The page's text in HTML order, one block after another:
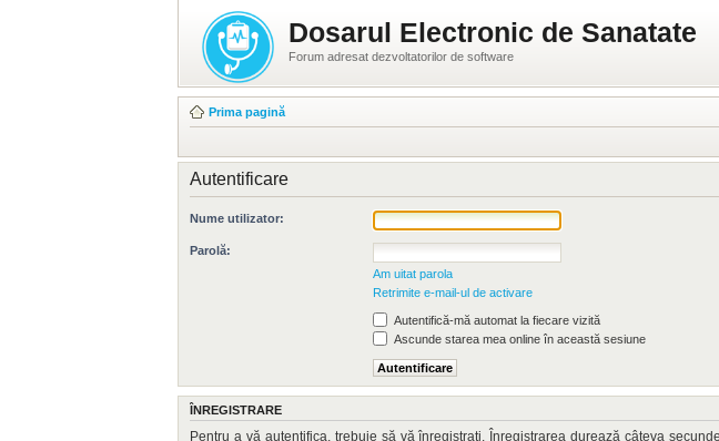
Dosarul Electronic de Sanatate
Forum adresat dezvoltatorilor de software
Prima pagină
Autentificare
Nume utilizator:
Parolă:
Am uitat parola
Retrimite e-mail-ul de activare
Autentifică-mă automat la fiecare vizită
Ascunde starea mea online în această sesiune
ÎNREGISTRARE
Pentru a vă autentifica, trebuie să vă înregistraţi. Înregistrarea durează câteva